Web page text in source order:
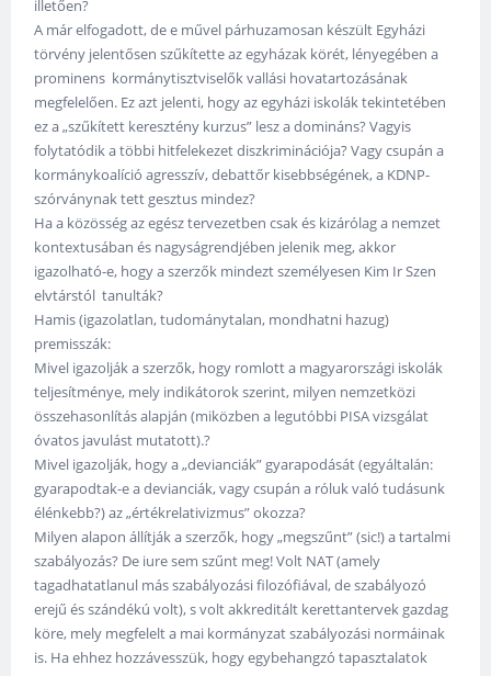
illetően?
A már elfogadott, de e művel párhuzamosan készült Egyházi
törvény jelentősen szűkítette az egyházak körét, lényegében a
prominens kormánytisztviselők vallási hovatartozásának
megfelelően. Ez azt jelenti, hogy az egyházi iskolák tekintetében
ez a „szűkített keresztény kurzus” lesz a domináns? Vagyis
folytatódik a többi hitfelekezet diszkriminációja? Vagy csupán a
kormánykoalíció agresszív, debattőr kisebbségének, a KDNP-
szórványnak tett gesztus mindez?
Ha a közösség az egész tervezetben csak és kizárólag a nemzet
kontextusában és nagyságrendjében jelenik meg, akkor
igazolható-e, hogy a szerzők mindezt személyesen Kim Ir Szen
elvtárstól tanulták?
Hamis (igazolatlan, tudománytalan, mondhatni hazug)
premisszák:
Mivel igazolják a szerzők, hogy romlott a magyarországi iskolák
teljesítménye, mely indikátorok szerint, milyen nemzetközi
összehasonlítás alapján (miközben a legutóbbi PISA vizsgálat
óvatos javulást mutatott).?
Mivel igazolják, hogy a „devianciák” gyarapodását (egyáltalán:
gyarapodtak-e a devianciák, vagy csupán a róluk való tudásunk
élénkebb?) az „értékrelativizmus” okozza?
Milyen alapon állítják a szerzők, hogy „megszűnt” (sic!) a tartalmi
szabályozás? De iure sem szűnt meg! Volt NAT (amely
tagadhatatlanul más szabályozási filozófiával, de szabályozó
erejű és szándékú volt), s volt akkreditált kerettantervek gazdag
köre, mely megfelelt a mai kormányzat szabályozási normáinak
is. Ha ehhez hozzávesszük, hogy egybehangzó tapasztalatok